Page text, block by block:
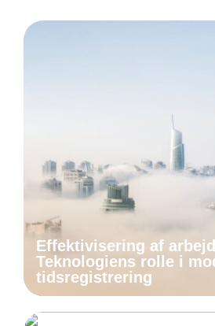
Effektivisering af
Teknologiens rolle i
tidsregistrering